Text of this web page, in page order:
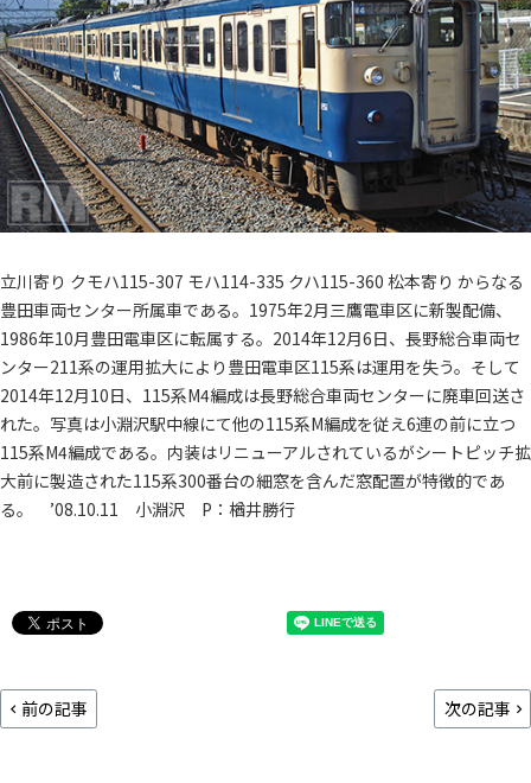
立川寄り クモハ115-307 モハ114-335 クハ115-360 松本寄り からなる
豊田車両センター所属車である。1975年2月三鷹電車区に新製配備、
1986年10月豊田電車区に転属する。2014年12月6日、長野総合車両セ
ンター211系の運用拡大により豊田電車区115系は運用を失う。そして
2014年12月10日、115系M4編成は長野総合車両センターに廃車回送さ
れた。写真は小淵沢駅中線にて他の115系M編成を従え6連の前に立つ
115系M4編成である。内装はリニューアルされているがシートピッチ拡
大前に製造された115系300番台の細窓を含んだ窓配置が特徴的であ
る。 ’08.10.11 小淵沢 P：楢井勝行
前の記事 次の記事